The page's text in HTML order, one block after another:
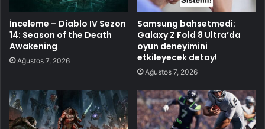
İnceleme – Diablo IV Sezon
14: Season of the Death
Awakening
Ağustos 7, 2026
Samsung bahsetmedi:
Galaxy Z Fold 8 Ultra’da
oyun deneyimini
etkileyecek detay!
Ağustos 7, 2026